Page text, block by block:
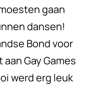
gaan
dansen!
Bond voor
Gay Games
werd erg leuk